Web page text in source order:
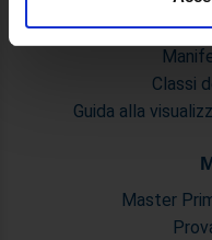
Utilizziamo i cookie per
annunci, per fornire
con altre informazioni
raccolto dal suo utilizzo
Classi
Guida alla
Master